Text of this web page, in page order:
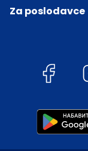
Za poslodavce